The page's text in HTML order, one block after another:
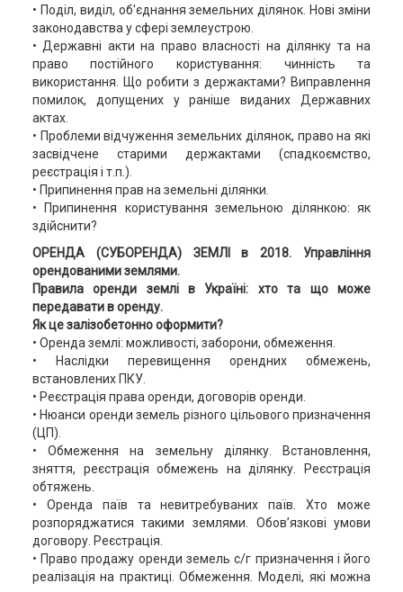
• Поділ, виділ, об'єднання земельних ділянок. Нові зміни
законодавства у сфері землеустрою.
• Державні акти на право власності на ділянку та на
право постійного користування: чинність та
використання. Що робити з держактами? Виправлення
помилок, допущених у раніше виданих Державних
актах.
• Проблеми відчуження земельних ділянок, право на які
засвідчене старими держактами (спадкоємство,
реєстрація і т.п.).
• Припинення прав на земельні ділянки.
• Припинення користування земельною ділянкою: як
здійснити?
ОРЕНДА (СУБОРЕНДА) ЗЕМЛІ в 2018. Управління
орендованими землями.
Правила оренди землі в Україні: хто та що може
передавати в оренду.
Як це залізобетонно оформити?
• Оренда землі: можливості, заборони, обмеження.
• Наслідки перевищення орендних обмежень,
встановлених ПКУ.
• Реєстрація права оренди, договорів оренди.
• Нюанси оренди земель різного цільового призначення
(ЦП).
• Обмеження на земельну ділянку. Встановлення,
зняття, реєстрація обмежень на ділянку. Реєстрація
обтяжень.
• Оренда паїв та невитребуваних паїв. Хто може
розпоряджатися такими землями. Обов’язкові умови
договору. Реєстрація.
• Право продажу оренди земель с/г призначення і його
реалізація на практиці. Обмеження. Моделі, які можна